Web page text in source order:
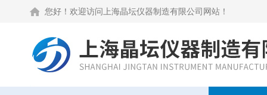
您好！欢迎访问上海晶坛仪器制造有限公司网站！